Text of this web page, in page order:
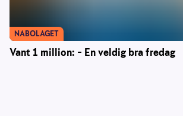
Vant 1 million: – En veldig bra fredag
NABOLAGET